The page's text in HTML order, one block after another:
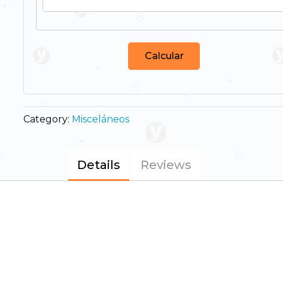
Calcular
Category: Misceláneos
Details Reviews